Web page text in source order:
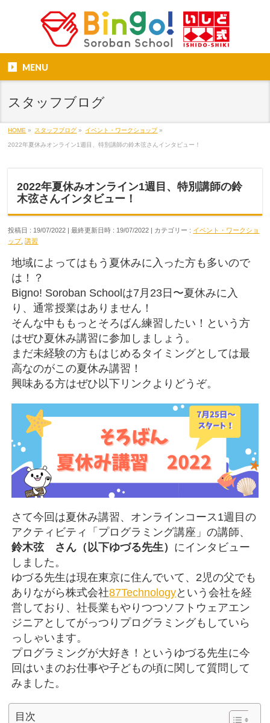
MENU
スタッフブログ
HOME » スタッフブログ » イベント・ワークショップ»
2022年夏休みオンライン1週目、特別講師の鈴木弦さんインタビュー！
2022年夏休みオンライン1週目、特別講師の鈴
木弦さんインタビュー！
投稿日 : 19/07/2022 最終更新日時 : 19/07/2022 カテゴリー : イベント・ワークショ
ップ,講習
地域によってはもう夏休みに入った方も多いので
は！？
Bigno! Soroban Schoolは7月23日〜夏休みに入
り、通常授業はありません！
そんな中ももっとそろばん練習したい！という方
はぜひ夏休み講習に参加しましょう。
まだ未経験の方もはじめるタイミングとしては最
高なのがこの夏休み講習！
興味ある方はぜひ以下リンクよりどうぞ。
さて今回は夏休み講習、オンラインコース1週目の
アクティビティ「プログラミング講座」の講師、
鈴木弦 さん（以下ゆづる先生） にインタビュー
しました。
ゆづる先生は現在東京に住んでいて、2児の父でも
ありながら株式会社87Technologyという会社を経
営しており、社長業もやりつつソフトウェアエン
ジニアとしてがっつりプログラミングもしていら
っしゃいます。
プログラミングが大好き！というゆづる先生に今
回はいまのお仕事や子どもの頃に関して質問して
みました。
目次